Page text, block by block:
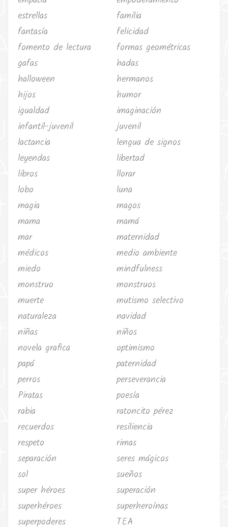
estrellas
familia
fantasía
felicidad
fomento de lectura
formas geométricas
gafas
hadas
halloween
hermanos
hijos
humor
igualdad
imaginación
infantil-juvenil
juvenil
lactancia
lengua de signos
leyendas
libertad
libros
llorar
lobo
luna
magia
magos
mama
mamá
mar
maternidad
médicos
medio ambiente
miedo
mindfulness
monstruo
monstruos
muerte
mutismo selectivo
naturaleza
navidad
niñas
niños
novela grafica
optimismo
papá
paternidad
perros
perseverancia
Piratas
poesía
rabia
ratoncito pérez
recuerdos
resiliencia
respeto
rimas
separación
seres mágicos
sol
sueños
super héroes
superación
superhéroes
superheroínas
superpoderes
TEA